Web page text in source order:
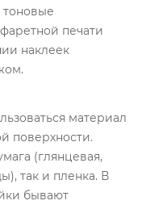
тоновые
печати
наклеек
материал
поверхности.
(глянцевая,
так и пленка. В
бывают